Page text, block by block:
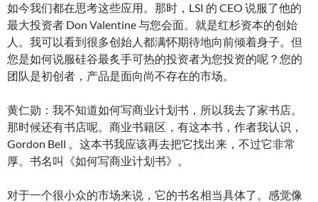
如今我们都在思考这些应用。那时，LSI 的 CEO 说服了他的
最大投资者 Don Valentine 与您会面。就是红杉资本的创始
人。我可以看到很多创始人都满怀期待地向前倾着身子。但
您是如何说服硅谷最炙手可热的投资者为您投资的呢？您的
团队是初创者，产品是面向尚不存在的市场。
黄仁勋：我不知道如何写商业计划书，所以我去了家书店。
那时候还有书店呢。商业书籍区，有这本书，作者我认识，
Gordon Bell 。这本书我应该再去把它找出来，不过它非常
厚。书名叫《如何写商业计划书》。
对于一个很小众的市场来说，它的书名相当具体了。感觉像